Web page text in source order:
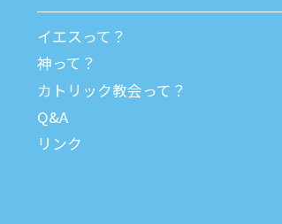
イエスって？
神って？
カトリック教会って？
Q&A
リンク